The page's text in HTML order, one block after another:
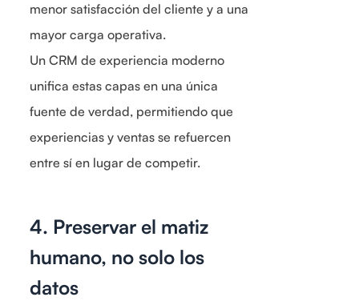
menor satisfacción del cliente y a una
mayor carga operativa.
Un CRM de experiencia moderno
unifica estas capas en una única
fuente de verdad, permitiendo que
experiencias y ventas se refuercen
entre sí en lugar de competir.
4. Preservar el matiz
humano, no solo los
datos